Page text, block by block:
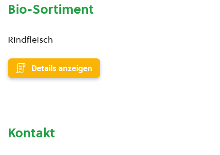
Bio-Sortiment
Rindfleisch
Details anzeigen
Kontakt